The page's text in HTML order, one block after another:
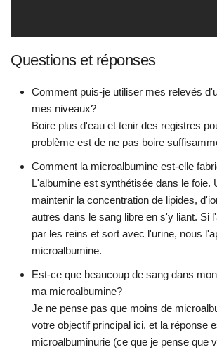
Questions et réponses
Comment puis-je utiliser mes relevés
mes niveaux?
Boire plus d'eau et tenir des registres
problème est de ne pas boire
Comment la microalbumine est-elle
L'albumine est synthétisée dans le foie.
maintenir la concentration de lipides,
autres dans le sang libre en s'y liant. Si
par les reins et sort avec l'urine, nous
microalbumine.
Est-ce que beaucoup de sang dans
ma microalbumine?
Je ne pense pas que moins de
votre objectif principal ici, et la réponse
microalbuminurie (ce que je pense que